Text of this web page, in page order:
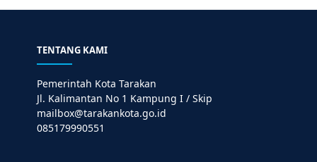
TENTANG KAMI
Pemerintah Kota Tarakan
Jl. Kalimantan No 1 Kampung I / Skip
mailbox@tarakankota.go.id
085179990551